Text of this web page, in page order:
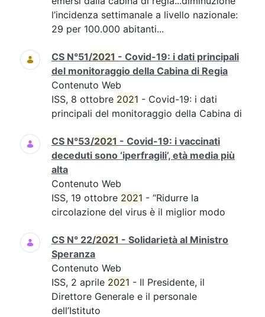
l’incidenza settimanale a livello nazionale:
29 per 100.000 abitanti...
CS N°51/2021 - Covid-19: i dati principali
del monitoraggio della Cabina di Regia
Contenuto Web
ISS, 8 ottobre 2021 - Covid-19: i dati
principali del monitoraggio della Cabina di
CS N°53/2021 - Covid-19: i vaccinati
deceduti sono ‘iperfragili’, età media più
alta
Contenuto Web
ISS, 19 ottobre 2021 - “Ridurre la
circolazione del virus è il miglior modo
CS N° 22/2021 - Solidarietà al Ministro
Speranza
Contenuto Web
ISS, 2 aprile 2021 - Il Presidente, il
Direttore Generale e il personale
dell’Istituto